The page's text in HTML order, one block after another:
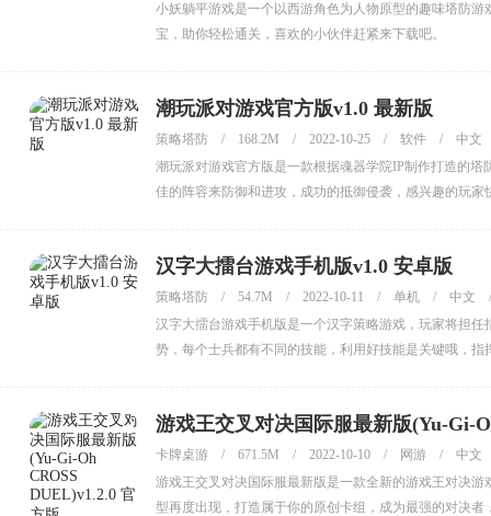
小妖躺平游戏是一个以西游角色为人物原型的趣味塔防
宝，助你轻松通关，喜欢的小伙伴赶紧来下载吧。
潮玩派对游戏官方版v1.0 最新版
策略塔防 / 168.2M / 2022-10-25 / 软件 /
中文
潮玩派对游戏官方版是一款根据魂器学院IP制作打造的
佳的阵容来防御和进攻，成功的抵御侵袭，感兴趣的玩家
汉字大擂台游戏手机版v1.0 安卓版
策略塔防 / 54.7M / 2022-10-11 / 单机 / 中文
/
汉字大擂台游戏手机版是一个汉字策略游戏，玩家将担
势，每个士兵都有不同的技能，利用好技能是关键哦，
游戏王交叉对决国际服最新版(Yu-Gi-
卡牌桌游 / 671.5M / 2022-10-10 / 网游 /
中文
游戏王交叉对决国际服最新版是一款全新的游戏王对决
型再度出现，打造属于你的原创卡组，成为最强的对决